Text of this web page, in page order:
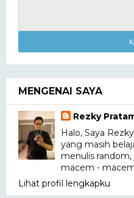
MENGENAI SAYA
Rezky
Halo, Saya
yang masih
menulis
macem -
Lihat profil lengkapku